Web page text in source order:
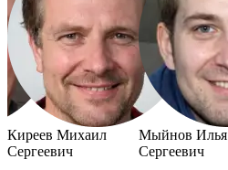
Киреев Михаил
Сергеевич
Мыйнов Илья
Сергеевич